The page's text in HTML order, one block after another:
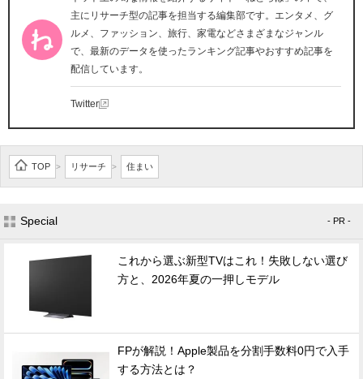
主にリサーチ型の記事を担当する編集部です。エンタメ、グ
ルメ、ファッション、旅行、家電などさまざまなジャンル
で、最新のデータを使ったランキング記事やおすすめ記事を
配信しています。
Twitter
TOP > リサーチ > 住まい
Special - PR -
これから選ぶ新型TVはこれ！失敗しない選び
方と、2026年夏の一押しモデル
FPが解説！Apple製品を分割手数料0円で入手
する方法とは？